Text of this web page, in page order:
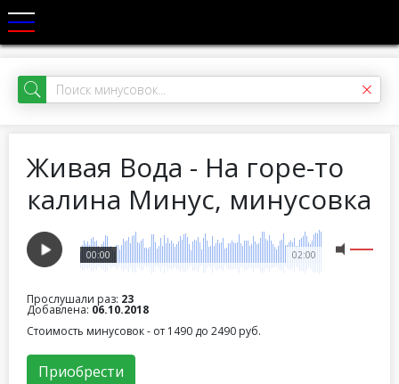
Живая Вода - На горе-то
калина Минус, минусовка
02:00
00:00
Прослушали раз: 23
Добавлена: 06.10.2018
Стоимость минусовок - от 1490 до 2490 руб.
Приобрести